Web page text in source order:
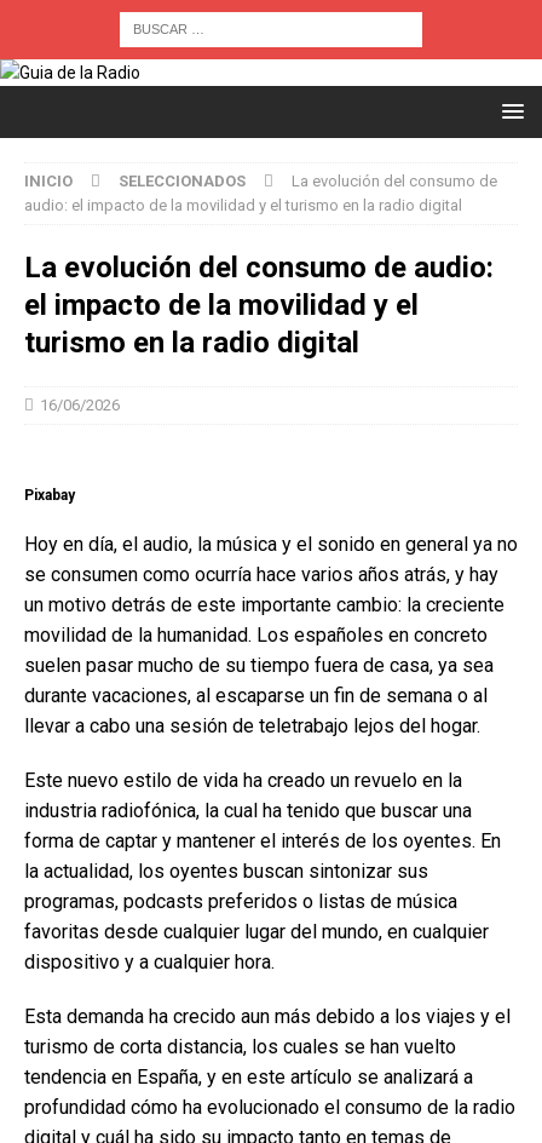
INICIO SELECCIONADOS
La evolución del consumo de
audio: el impacto de la movilidad y el turismo en la radio digital
La evolución del consumo de audio:
el impacto de la movilidad y el
turismo en la radio digital
16/06/2026
Pixabay
Hoy en día, el audio, la música y el sonido en general ya no
se consumen como ocurría hace varios años atrás, y hay
un motivo detrás de este importante cambio: la creciente
movilidad de la humanidad. Los españoles en concreto
suelen pasar mucho de su tiempo fuera de casa, ya sea
durante vacaciones, al escaparse un fin de semana o al
llevar a cabo una sesión de teletrabajo lejos del hogar.
Este nuevo estilo de vida ha creado un revuelo en la
industria radiofónica, la cual ha tenido que buscar una
forma de captar y mantener el interés de los oyentes. En
la actualidad, los oyentes buscan sintonizar sus
programas, podcasts preferidos o listas de música
favoritas desde cualquier lugar del mundo, en cualquier
dispositivo y a cualquier hora.
Esta demanda ha crecido aun más debido a los viajes y el
turismo de corta distancia, los cuales se han vuelto
tendencia en España, y en este artículo se analizará a
profundidad cómo ha evolucionado el consumo de la radio
digital y cuál ha sido su impacto tanto en temas de